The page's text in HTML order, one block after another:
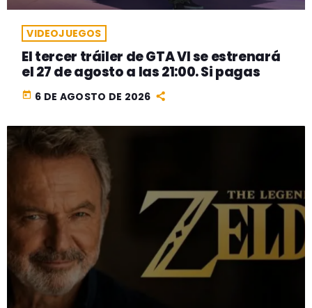
VIDEOJUEGOS
El tercer tráiler de GTA VI se estrenará
el 27 de agosto a las 21:00. Si pagas
today 6 DE AGOSTO DE 2026